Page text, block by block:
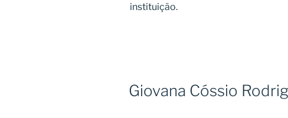
instituição.
Giovana Cóssio